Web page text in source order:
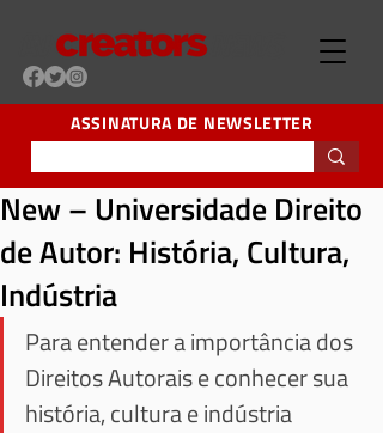
ASSINATURA DE NEWSLETTER
New – Universidade Direito
de Autor: História, Cultura,
Indústria
Para entender a importância dos
Direitos Autorais e conhecer sua
história, cultura e indústria